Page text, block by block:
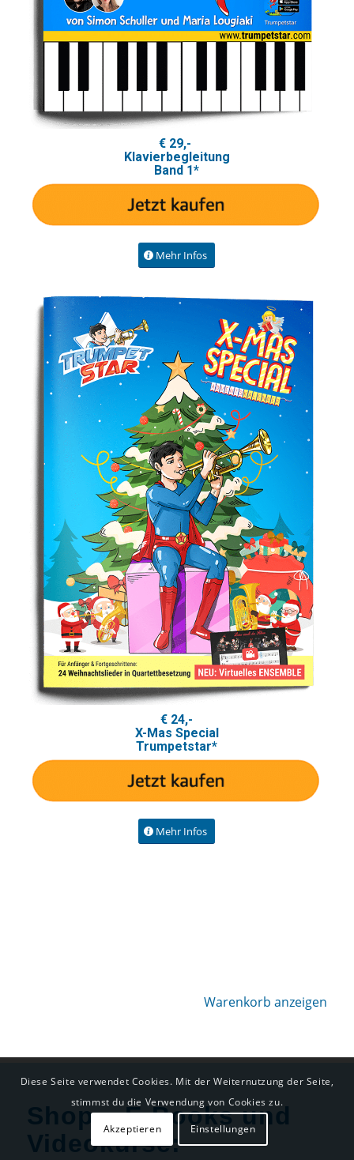
€ 29,-
Klavierbegleitung
Band 1*
Mehr Infos
€ 24,-
X-Mas Special
Trumpetstar*
Mehr Infos
Warenkorb anzeigen
Shop – E-Books und
Videokurse:
Diese Seite verwendet Cookies. Mit der Weiternutzung der Seite,
stimmst du die Verwendung von Cookies zu.
Akzeptieren Einstellungen